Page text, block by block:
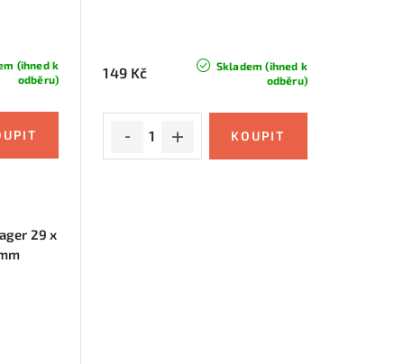
(ihned k
odběru)
Skladem (ihned k
odběru)
149 Kč
29 x